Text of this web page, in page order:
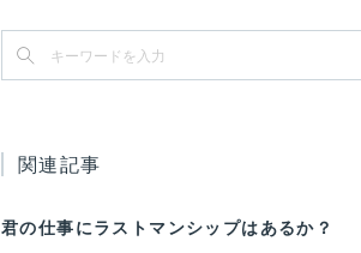
関連記事
君の仕事にラストマンシップはあるか？